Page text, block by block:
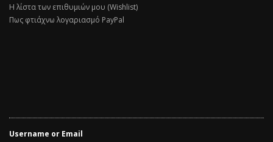
Η λίστα των επιθυμιών μου (Wishlist)
Πως φτιάχνω λογαριασμό PayPal
Username or Email